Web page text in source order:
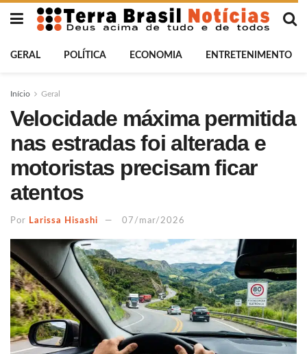
GERAL POLÍTICA ECONOMIA ENTRETENIMENTO
Início Geral
Velocidade máxima permitida
nas estradas foi alterada e
motoristas precisam ficar
atentos
Por Larissa Hisashi 07/mar/2026